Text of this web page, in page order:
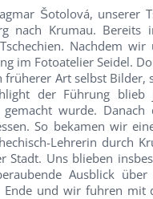
Šotolová, unserer
nach Krumau. Bereits
Nachdem
im Fotoatelier Seidel.
Art selbst Bilder,
der Führung blieb
wurde.
So bekamen wir
Lehrerin durch
Uns blieben
Ausblick
und wir fuhren mit